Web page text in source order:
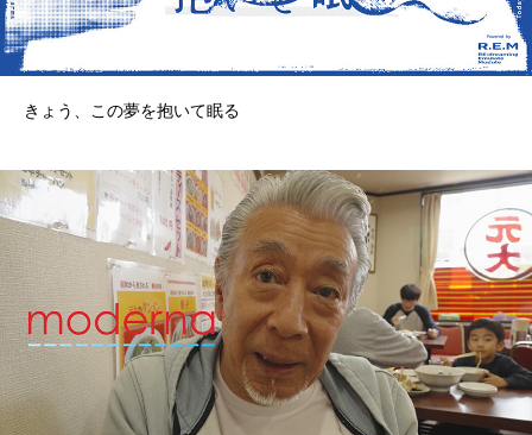
きょう、この夢を抱いて眠る